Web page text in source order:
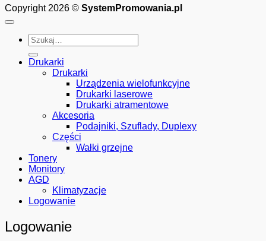
Copyright 2026 © SystemPromowania.pl
Szukaj:
Drukarki
Drukarki
Urządzenia wielofunkcyjne
Drukarki laserowe
Drukarki atramentowe
Akcesoria
Podajniki, Szuflady, Duplexy
Części
Wałki grzejne
Tonery
Monitory
AGD
Klimatyzacje
Logowanie
Logowanie